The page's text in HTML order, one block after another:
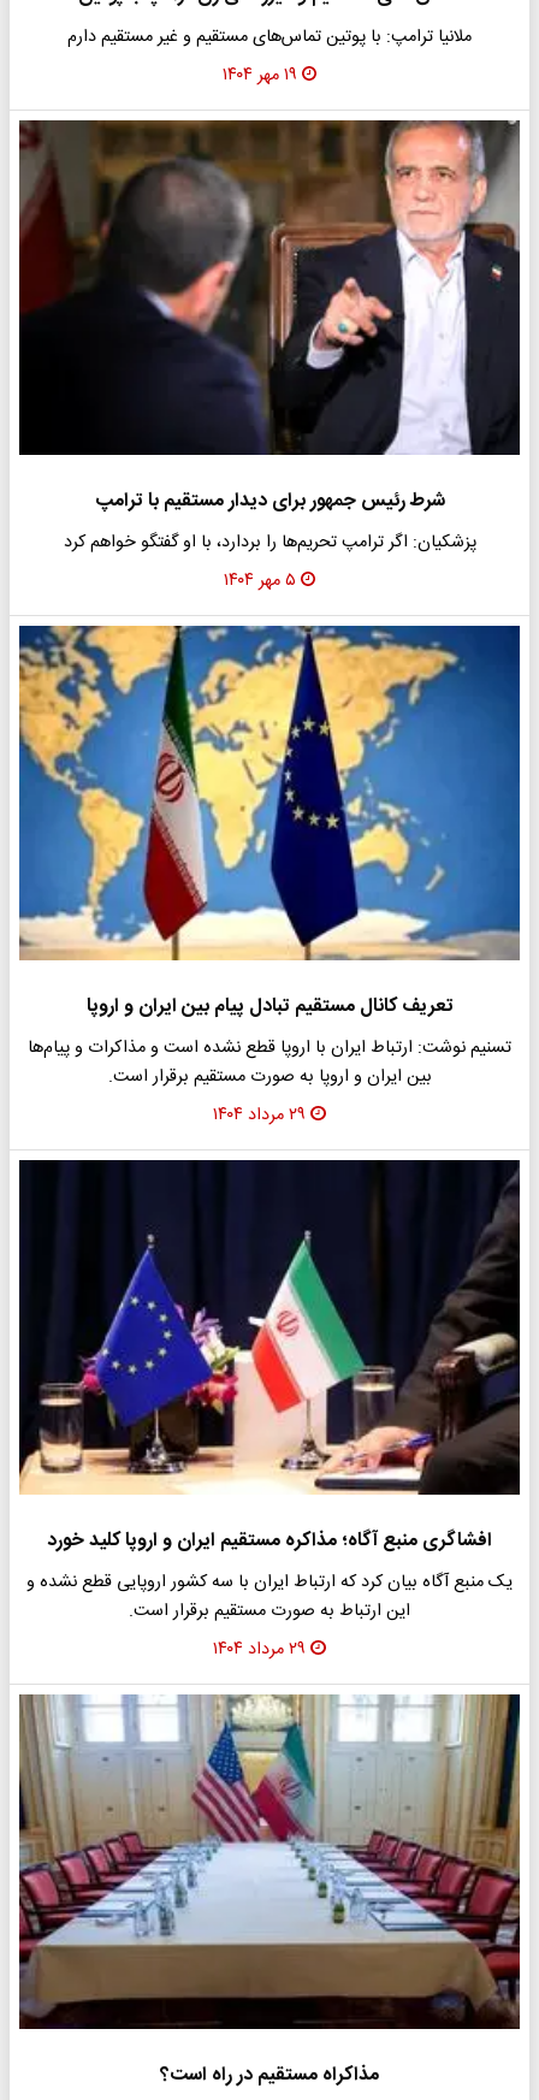
ملانیا ترامپ: با پوتین تماس‌های مستقیم و غیر مستقیم دارم
۱۹ مهر ۱۴۰۴
شرط رئیس جمهور برای دیدار مستقیم با ترامپ
پزشکیان:‌ اگر ترامپ تحریم‌ها را بردارد، با او گفتگو خواهم کرد
۵ مهر ۱۴۰۴
تعریف کانال مستقیم تبادل پیام بین ایران و اروپا
تسنیم نوشت: ارتباط ایران با اروپا قطع نشده است و مذاکرات و پیام‌ها
بین ایران و اروپا به صورت مستقیم برقرار است.
۲۹ مرداد ۱۴۰۴
افشاگری منبع آگاه؛ مذاکره مستقیم ایران و اروپا کلید خورد
یک منبع آگاه بیان کرد که ارتباط ایران با سه کشور اروپایی قطع نشده و
این ارتباط به صورت مستقیم برقرار است.
۲۹ مرداد ۱۴۰۴
مذاکراه مستقیم در راه است؟